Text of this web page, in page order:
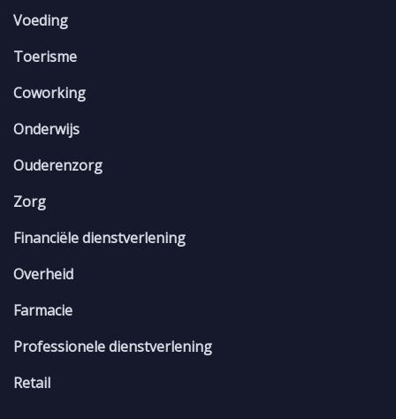
Voeding
Toerisme
Coworking
Onderwijs
Ouderenzorg
Zorg
Financiële dienstverlening
Overheid
Farmacie
Professionele dienstverlening
Retail